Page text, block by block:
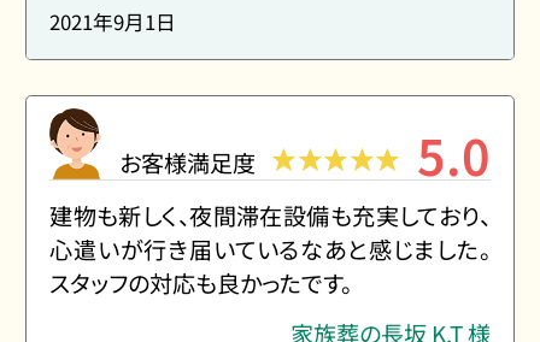
2021年9月1日
お客様満足度 5.0
建物も新しく、夜間滞在設備も充実しており、
心遣いが行き届いているなあと感じました。
スタッフの対応も良かったです。
家族葬の長坂 K.T 様